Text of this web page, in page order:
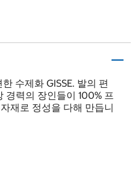
수제화 GISSE. 발의 편
경력의 장인들이 100% 프
재로 정성을 다해 만듭니